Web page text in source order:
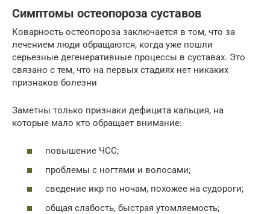
Симптомы остеопороза суставов
Коварность остеопороза заключается в том, что за
лечением люди обращаются, когда уже пошли
серьезные дегенеративные процессы в суставах. Это
связано с тем, что на первых стадиях нет никаких
признаков болезни
Заметны только признаки дефицита кальция, на
которые мало кто обращает внимание:
повышение ЧСС;
проблемы с ногтями и волосами;
сведение икр по ночам, похожее на судороги;
общая слабость, быстрая утомляемость;